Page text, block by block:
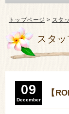
トップページ > スタ
スタ
09
December
【